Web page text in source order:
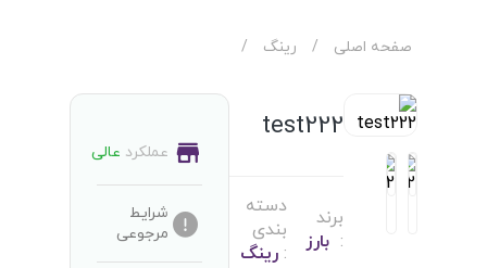
صفحه اصلی / رینگ /
test222
برند
: بارز
دسته
بندی
: رینگ
عملکرد عالی
شرایط
مرجوعی